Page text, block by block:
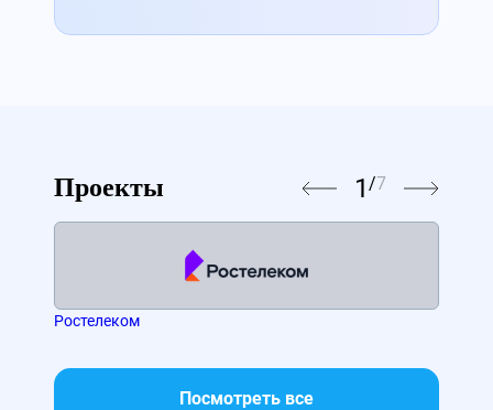
Проекты 1 /7
Ростелеком
Посмотреть все